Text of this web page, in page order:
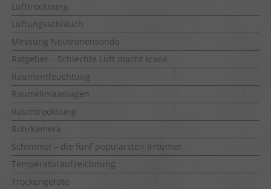
Lufttrocknung
Lüftungsschlauch
Messung Neutronensonde
Ratgeber – Schlechte Luft macht krank
Raumentfeuchtung
Raumklimaanlagen
Raumtrocknung
Rohrkamera
Schimmel – die fünf populärsten Irrtümer
Temperaturaufzeichnung
Trockengeräte